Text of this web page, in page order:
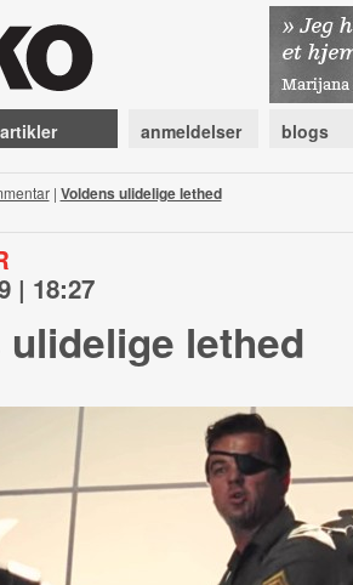
artikler anmeldelser blogs
| Voldens ulidelige lethed
| 18:27
ulidelige lethed